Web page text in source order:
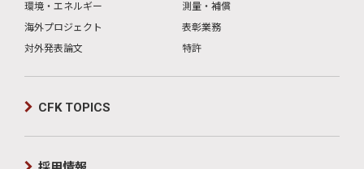
環境・エネルギー
測量・補償
海外プロジェクト
表彰業務
対外発表論文
特許
CFK TOPICS